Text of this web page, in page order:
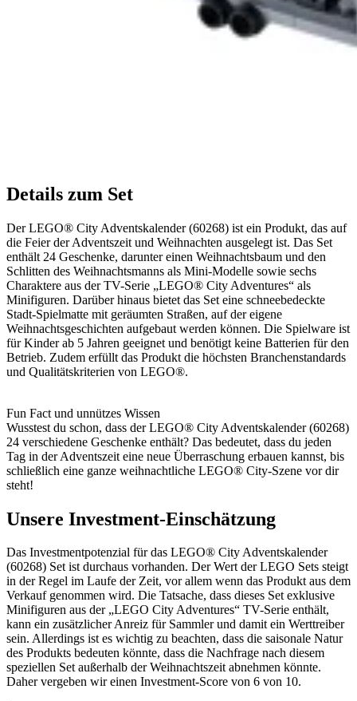
Details zum Set
Der LEGO® City Adventskalender (60268) ist ein Produkt, das auf
die Feier der Adventszeit und Weihnachten ausgelegt ist. Das Set
enthält 24 Geschenke, darunter einen Weihnachtsbaum und den
Schlitten des Weihnachtsmanns als Mini-Modelle sowie sechs
Charaktere aus der TV-Serie „LEGO® City Adventures“ als
Minifiguren. Darüber hinaus bietet das Set eine schneebedeckte
Stadt-Spielmatte mit geräumten Straßen, auf der eigene
Weihnachtsgeschichten aufgebaut werden können. Die Spielware ist
für Kinder ab 5 Jahren geeignet und benötigt keine Batterien für den
Betrieb. Zudem erfüllt das Produkt die höchsten Branchenstandards
und Qualitätskriterien von LEGO®.
Fun Fact und unnützes Wissen
Wusstest du schon, dass der LEGO® City Adventskalender (60268)
24 verschiedene Geschenke enthält? Das bedeutet, dass du jeden
Tag in der Adventszeit eine neue Überraschung erbauen kannst, bis
schließlich eine ganze weihnachtliche LEGO® City-Szene vor dir
steht!
Unsere Investment-Einschätzung
Das Investmentpotenzial für das LEGO® City Adventskalender
(60268) Set ist durchaus vorhanden. Der Wert der LEGO Sets steigt
in der Regel im Laufe der Zeit, vor allem wenn das Produkt aus dem
Verkauf genommen wird. Die Tatsache, dass dieses Set exklusive
Minifiguren aus der „LEGO City Adventures“ TV-Serie enthält,
kann ein zusätzlicher Anreiz für Sammler und damit ein Werttreiber
sein. Allerdings ist es wichtig zu beachten, dass die saisonale Natur
des Produkts bedeuten könnte, dass die Nachfrage nach diesem
speziellen Set außerhalb der Weihnachtszeit abnehmen könnte.
Daher vergeben wir einen Investment-Score von 6 von 10.